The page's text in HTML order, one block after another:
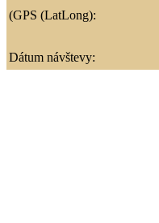
(GPS (LatLong):
Dátum návštevy: